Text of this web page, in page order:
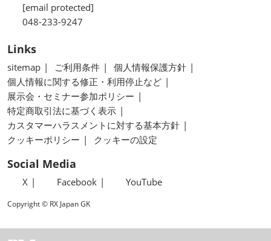
[email protected]
048-233-9247
Links
sitemap ご利用条件
個人情報保護方針
個人情報に関する修正・利用停止など
展示会・セミナー参加ポリシー
特定商取引法に基づく表示
カスタマーハラスメントに対する基本方針
クッキーポリシー
クッキーの設定
Social Media
X Facebook YouTube
Copyright © RX Japan GK